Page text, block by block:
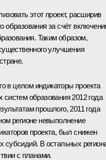
этот проект, расширив
образования за счёт
Таким образом,
улучшения
в целом индикаторы проекта
образования 2012 года
прошлого, 2011 года
регионе невыполнение
проекта, был снижен
субсидий. В остальных
с планами.